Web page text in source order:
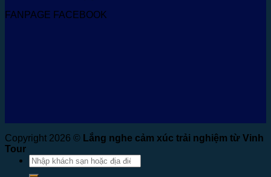
FANPAGE FACEBOOK
Copyright 2026 © Lắng nghe cảm xúc trải nghiệm từ Vinh
Tour
Tìm
kiếm: